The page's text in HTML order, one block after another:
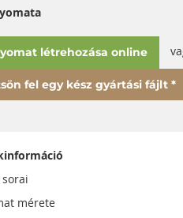
létrehozása online
fel egy kész gyártási fájlt *
sorai
mérete